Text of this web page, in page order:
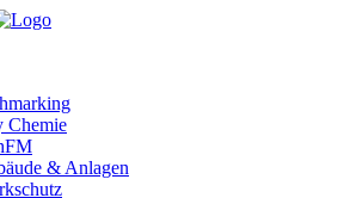
Chemie
& Anlagen